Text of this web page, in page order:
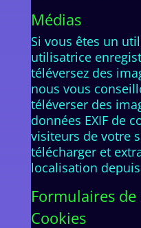
Médias
Si vous êtes un
utilisatrice
téléversez des
nous vous
téléverser des
données EXIF de
visiteurs de votre
télécharger et
localisation
Formulaires
Cookies